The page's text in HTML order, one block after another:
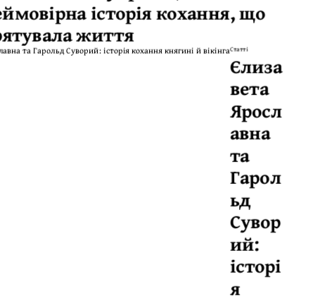
історія кохання, що
життя
Статті
Єлиза
вета
Яросл
авна
та
Гарол
ьд
Сувор
ий:
історі
я